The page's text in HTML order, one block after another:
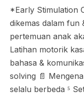
*Early Stimulation
dikemas dalam fun
pertemuan anak
Latihan motorik
bahasa &
solving 📄
selalu berbeda ⁵